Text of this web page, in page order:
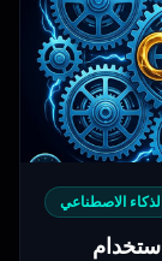
الاصطناعي